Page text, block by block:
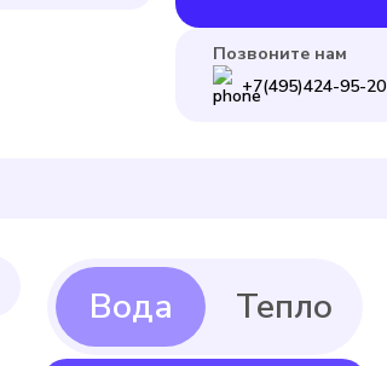
Позвоните нам
+7(495)424-95-20